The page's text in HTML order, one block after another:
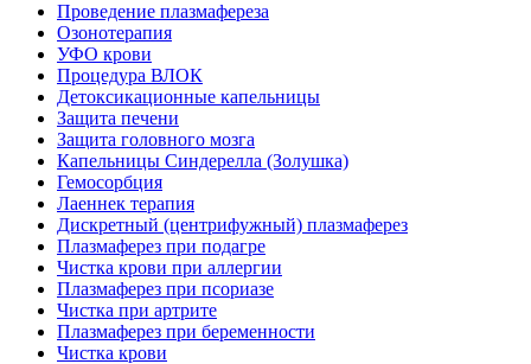
Проведение плазмафереза
Озонотерапия
УФО крови
Процедура ВЛОК
Детоксикационные капельницы
Защита печени
Защита головного мозга
Капельницы Синдерелла (Золушка)
Гемосорбция
Лаеннек терапия
Дискретный (центрифужный) плазмаферез
Плазмаферез при подагре
Чистка крови при аллергии
Плазмаферез при псориазе
Чистка при артрите
Плазмаферез при беременности
Чистка крови